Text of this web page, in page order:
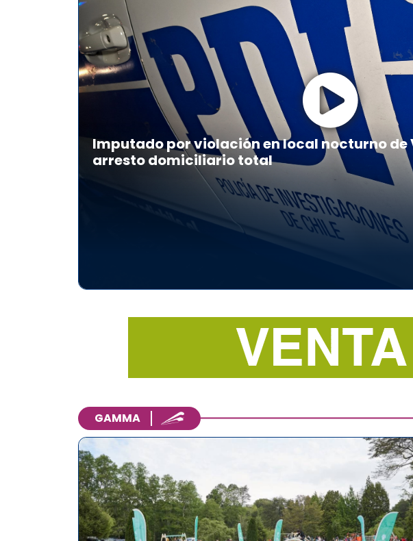
Imputado por violación en local nocturno
arresto domiciliario total
GAMMA